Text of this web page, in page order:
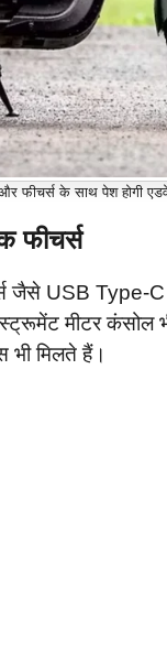
फीचर्स के साथ पेश होगी
फीचर्स
USB Type-C
मीटर कंसोल
मिलते हैं।